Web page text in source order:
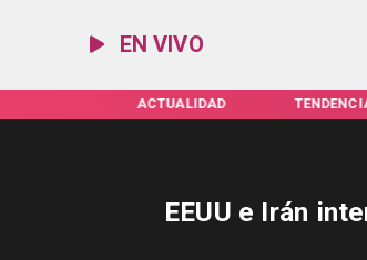
EN VIVO
ACTUALIDAD
EEUU e Irán